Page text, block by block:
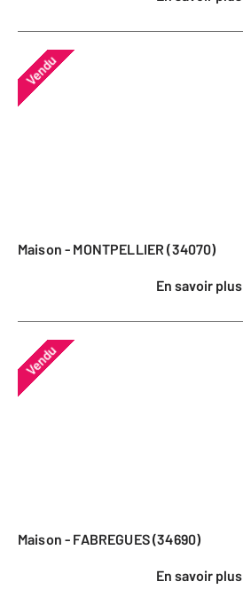
Vendu
Maison - MONTPELLIER (34070)
En savoir plus
Vendu
Maison - FABREGUES (34690)
En savoir plus